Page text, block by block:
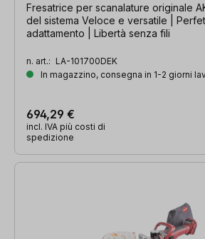
Fresatrice per scanalature originale
del sistema Veloce e versatile |
adattamento | Libertà senza fili
n. art.: LA-101700DEK
In magazzino, consegna in 1-2 giorni
694,29 €
incl. IVA più costi di
spedizione